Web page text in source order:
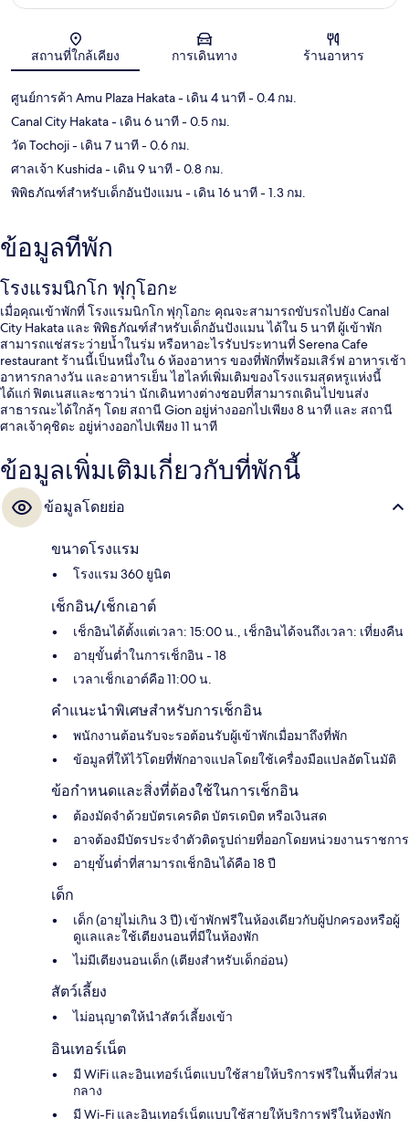
แผนที่
สถานที่ใกล้เคียง การเดินทาง ร้านอาหาร
ศูนย์การค้า Amu Plaza Hakata- เดิน 4 นาที- 0.4 กม.
Canal City Hakata- เดิน 6 นาที- 0.5 กม.
วัด Tochoji- เดิน 7 นาที- 0.6 กม.
ศาลเจ้า Kushida- เดิน 9 นาที- 0.8 กม.
พิพิธภัณฑ์สำหรับเด็กอันปังแมน- เดิน 16 นาที- 1.3 กม.
ข้อมูลที่พัก
โรงแรมนิกโก ฟุกุโอกะ
เมื่อคุณเข้าพักที่ โรงแรมนิกโก ฟุกุโอกะ คุณจะสามารถขับรถไปยัง Canal
City Hakata และ พิพิธภัณฑ์สำหรับเด็กอันปังแมน ได้ใน 5 นาที ผู้เข้าพัก
สามารถแช่สระว่ายน้ำในร่ม หรือหาอะไรรับประทานที่ Serena Cafe
restaurant ร้านนี้เป็นหนึ่งใน 6 ห้องอาหาร ของที่พักที่พร้อมเสิร์ฟ อาหารเช้า
อาหารกลางวัน และอาหารเย็น ไฮไลท์เพิ่มเติมของโรงแรมสุดหรูแห่งนี้
ได้แก่ ฟิตเนสและซาวน่า นักเดินทางต่างชอบที่สามารถเดินไปขนส่ง
สาธารณะได้ใกล้ๆ โดย สถานี Gion อยู่ห่างออกไปเพียง 8 นาที และ สถานี
ศาลเจ้าคุชิดะ อยู่ห่างออกไปเพียง 11 นาที
ข้อมูลเพิ่มเติมเกี่ยวกับที่พักนี้
ข้อมูลโดยย่อ
ขนาดโรงแรม
โรงแรม 360 ยูนิต
เช็กอิน/เช็กเอาต์
เช็กอินได้ตั้งแต่เวลา: 15:00 น., เช็กอินได้จนถึงเวลา: เที่ยงคืน
อายุขั้นต่ำในการเช็กอิน - 18
เวลาเช็กเอาต์คือ 11:00 น.
คำแนะนำพิเศษสำหรับการเช็กอิน
พนักงานต้อนรับจะรอต้อนรับผู้เข้าพักเมื่อมาถึงที่พัก
ข้อมูลที่ให้ไว้โดยที่พักอาจแปลโดยใช้เครื่องมือแปลอัตโนมัติ
ข้อกำหนดและสิ่งที่ต้องใช้ในการเช็กอิน
ต้องมัดจำด้วยบัตรเครดิต บัตรเดบิต หรือเงินสด
อาจต้องมีบัตรประจำตัวติดรูปถ่ายที่ออกโดยหน่วยงานราชการ
อายุขั้นต่ำที่สามารถเช็กอินได้คือ 18 ปี
เด็ก
เด็ก (อายุไม่เกิน 3 ปี) เข้าพักฟรีในห้องเดียวกับผู้ปกครองหรือผู้
ดูแลและใช้เตียงนอนที่มีในห้องพัก
ไม่มีเตียงนอนเด็ก (เตียงสำหรับเด็กอ่อน)
สัตว์เลี้ยง
ไม่อนุญาตให้นำสัตว์เลี้ยงเข้า
อินเทอร์เน็ต
มี WiFi และอินเทอร์เน็ตแบบใช้สายให้บริการฟรีในพื้นที่ส่วน
กลาง
มี Wi-Fi และอินเทอร์เน็ตแบบใช้สายให้บริการฟรีในห้องพัก